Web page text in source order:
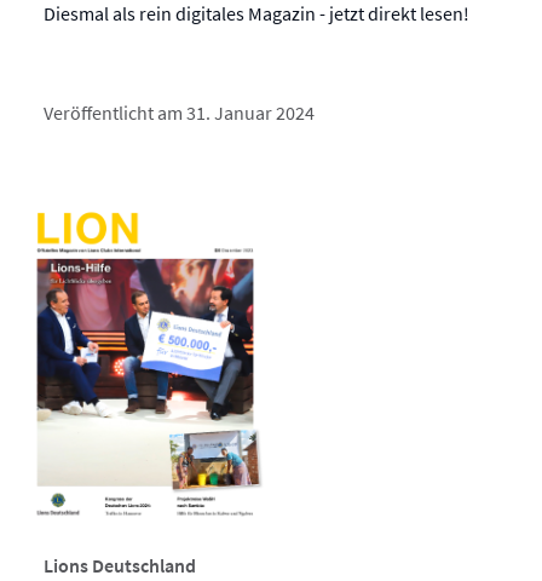
Diesmal als rein digitales Magazin - jetzt direkt lesen!
Veröffentlicht am 31. Januar 2024
Lions Deutschland